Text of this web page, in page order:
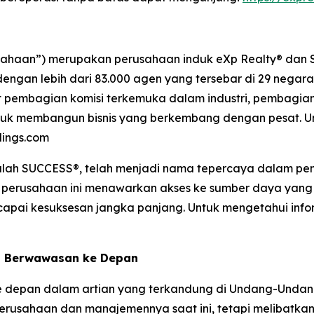
merupakan perusahaan induk eXp Realty® dan
lebih dari 83.000 agen yang tersebar di 29
komisi terkemuka dalam industri,
membangun bisnis yang berkembang dengan pesat.
SUCCESS®, telah menjadi nama tepercaya dalam
ini menawarkan akses ke sumber daya
kesuksesan jangka panjang. Untuk mengetahui
ke Depan
dalam artian yang terkandung di Undang-
dan manajemennya saat ini, tetapi